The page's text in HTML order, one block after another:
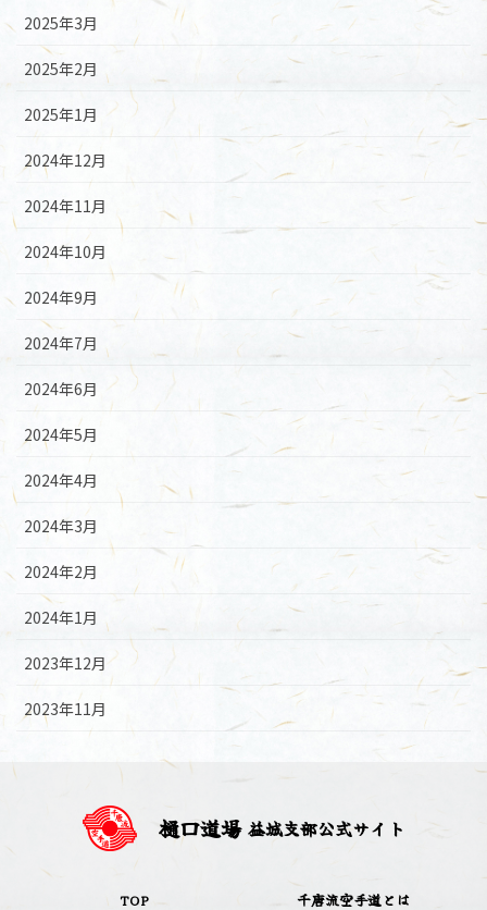
2025年3月
2025年2月
2025年1月
2024年12月
2024年11月
2024年10月
2024年9月
2024年7月
2024年6月
2024年5月
2024年4月
2024年3月
2024年2月
2024年1月
2023年12月
2023年11月
樋口道場 益城支部公式サイト
TOP 千唐流空手道とは